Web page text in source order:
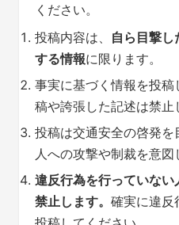
ください。
投稿内容は、 自ら目撃し
する情報に限ります。
事実に基づく情報を投
稿や誇張した記述は禁止
投稿は交通安全の啓発
人への攻撃や制裁を意図
違反行為を行っていない
禁止します。 確実に違反